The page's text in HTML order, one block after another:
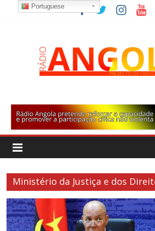
Ministério da Justiça e dos
Portuguese